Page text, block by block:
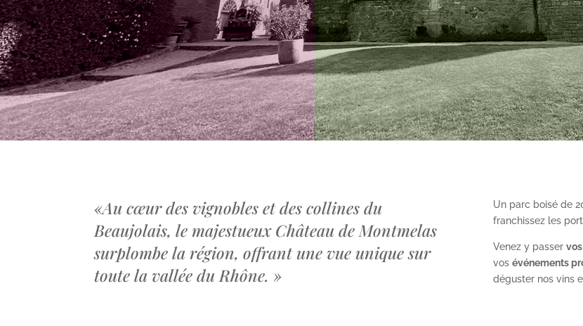
«Au cœur des vignobles et des collines du
Beaujolais, le majestueux Château de Montmelas
surplombe la région, offrant une vue unique sur
toute la vallée du Rhône. »
Un parc boisé de
franchissez les
Venez y passer
vos événements
déguster nos vins